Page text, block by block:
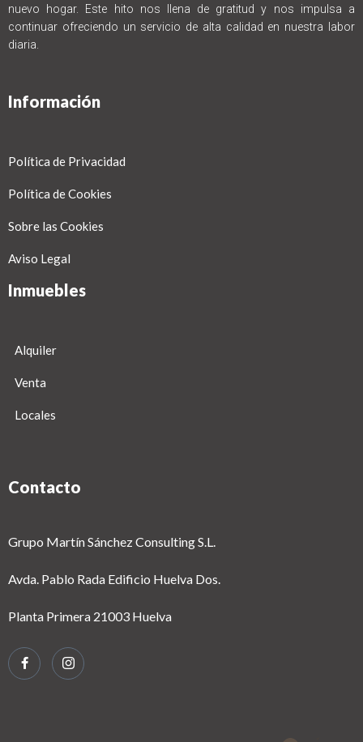
nuevo hogar. Este hito nos llena de gratitud y nos impulsa a
continuar ofreciendo un servicio de alta calidad en nuestra labor
diaria.
Información
Política de Privacidad
Política de Cookies
Sobre las Cookies
Aviso Legal
Inmuebles
Alquiler
Venta
Locales
Contacto
Grupo Martín Sánchez Consulting S.L.
Avda. Pablo Rada Edificio Huelva Dos.
Planta Primera 21003 Huelva